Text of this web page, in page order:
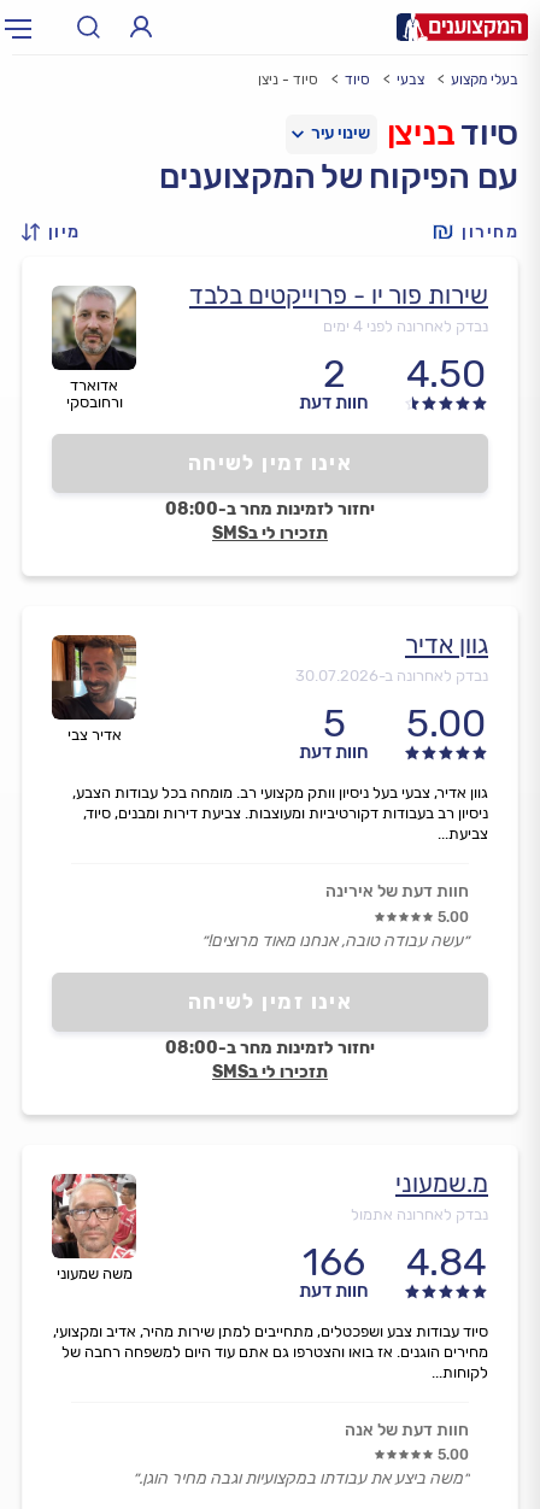
עירעיר: תל אביב, חיפה…
בעלי מקצוע צבעי סיוד סיוד - ניצן
סיודבניצן
עם הפיקוח של המקצוענים
מחירון מיון
אדוארד
ורחובסקי
שירות פור יו - פרוייקטים בלבד
נבדק לאחרונה לפני 4 ימים
4.50
2
חוות דעת
אינו זמין לשיחה
יחזור לזמינות מחר ב-08:00
תזכירו לי בSMS
אדיר צבי
גוון אדיר
נבדק לאחרונה ב-30.07.2026
5.00
5
חוות דעת
אינו זמין לשיחה
יחזור לזמינות מחר ב-08:00
תזכירו לי בSMS
גוון אדיר, צבעי בעל ניסיון וותק מקצועי רב. מומחה בכל עבודות הצבע,
ניסיון רב בעבודות דקורטיביות ומעוצבות. צביעת דירות ומבנים, סיוד,
צביעת...
חוות דעת של אירינה
5.00
״עשה עבודה טובה, אנחנו מאוד מרוצים!״
משה שמעוני
מ.שמעוני
נבדק לאחרונה אתמול
4.84
166
חוות דעת
סיוד עבודות צבע ושפכטלים, מתחייבים למתן שירות מהיר, אדיב ומקצועי,
מחירים הוגנים. אז בואו והצטרפו גם אתם עוד היום למשפחה רחבה של
לקוחות...
חוות דעת של אנה
5.00
״משה ביצע את עבודתו במקצועיות וגבה מחיר הוגן.״